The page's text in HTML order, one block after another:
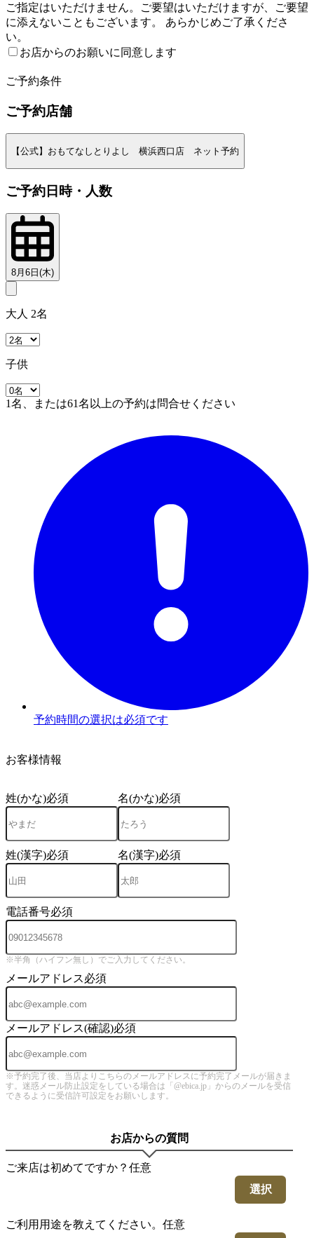
ご指定はいただけません。ご要望はいただけますが、ご要望
に添えないこともございます。 あらかじめご了承くださ
い。
お店からのお願いに同意します
ご予約条件
ご予約店舗
【公式】おもてなしとりよし 横浜西口店 ネット予約
ご予約日時・人数
8月6日(木)
大人 2名
子供
1名、または61名以上の予約は問合せください
予約時間の選択は必須です
お客様情報
姓(かな)必須 名(かな)必須
姓(漢字)必須 名(漢字)必須
電話番号必須
※半角（ハイフン無し）でご入力してください。
メールアドレス必須
メールアドレス(確認)必須
※予約完了後、当店よりこちらのメールアドレスに予約完了メールが届きま
す。迷惑メール防止設定をしている場合は「@ebica.jp」からのメールを受信
できるように受信許可設定をお願いします。
お店からの質問
ご来店は初めてですか？ 任意
選択
ご利用用途を教えてください。 任意